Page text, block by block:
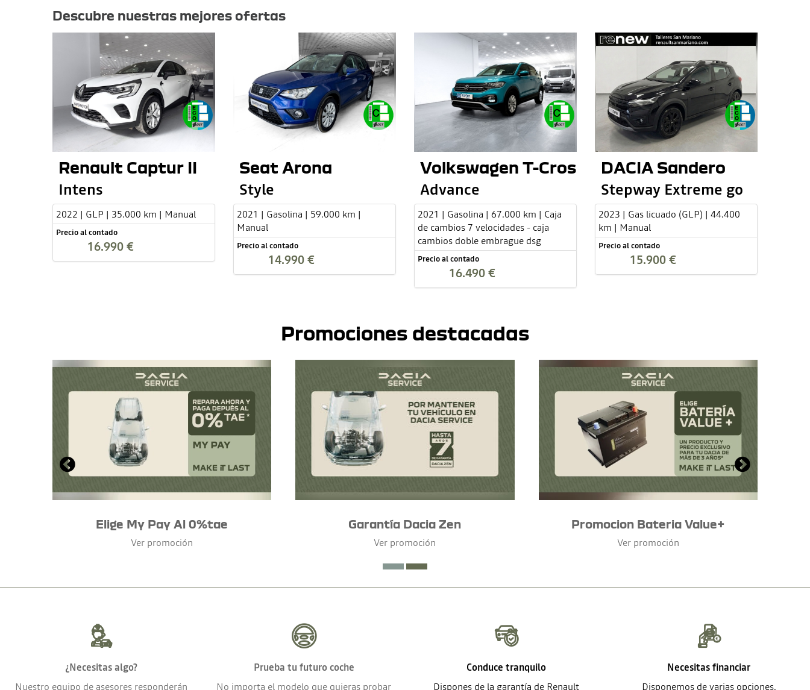
Descubre nuestras mejores ofertas
Renault Captur II
Intens
2022 | GLP | 35.000 km | Manual
Precio al contado
16.990 €
Seat Arona
Style
2021 | Gasolina | 59.000 km |
Manual
Precio al contado
14.990 €
Volkswagen T-Cross
Advance
2021 | Gasolina | 67.000 km | Caja
de cambios 7 velocidades - caja
cambios doble embrague dsg
Precio al contado
16.490 €
DACIA Sandero
Stepway Extreme go
2023 | Gas licuado (GLP) | 44.400
km | Manual
Precio al contado
15.900 €
Promociones destacadas
Elige My Pay Al 0%tae
Ver promoción
Garantía Dacia Zen
Ver promoción
Promocion Bateria Value+
Ver promoción
¿Necesitas algo?
Nuestro equipo de asesores responderán
Prueba tu futuro coche
No importa el modelo que quieras probar
Conduce tranquilo
Dispones de la garantía de Renault
Necesitas financiar
Disponemos de varias opciones.